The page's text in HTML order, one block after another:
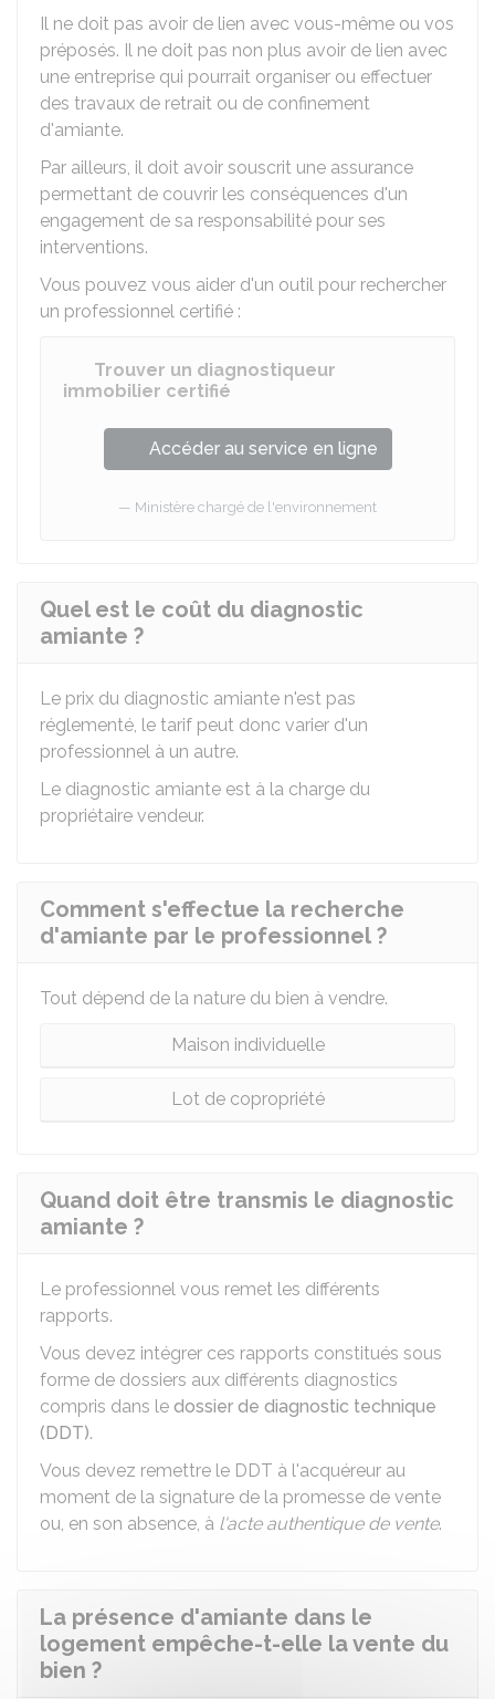
Il ne doit pas avoir de lien avec vous-même ou vos
préposés. Il ne doit pas non plus avoir de lien avec
une entreprise qui pourrait organiser ou effectuer
des travaux de retrait ou de confinement
d'amiante.
Par ailleurs, il doit avoir souscrit une assurance
permettant de couvrir les conséquences d'un
engagement de sa responsabilité pour ses
interventions.
Vous pouvez vous aider d'un outil pour rechercher
un professionnel certifié :
Trouver un diagnostiqueur
immobilier certifié
Accéder au service en ligne
Ministère chargé de l'environnement
Quel est le coût du diagnostic
amiante ?
Le prix du diagnostic amiante n'est pas
réglementé, le tarif peut donc varier d'un
professionnel à un autre.
Le diagnostic amiante est à la charge du
propriétaire vendeur.
Comment s'effectue la recherche
d'amiante par le professionnel ?
Tout dépend de la nature du bien à vendre.
Maison individuelle
Lot de copropriété
Quand doit être transmis le diagnostic
amiante ?
Le professionnel vous remet les différents
rapports.
Vous devez intégrer ces rapports constitués sous
forme de dossiers aux différents diagnostics
compris dans le dossier de diagnostic technique
(DDT).
Vous devez remettre le DDT à l'acquéreur au
moment de la signature de la promesse de vente
ou, en son absence, à l'acte authentique de vente.
La présence d'amiante dans le
logement empêche-t-elle la vente du
bien ?